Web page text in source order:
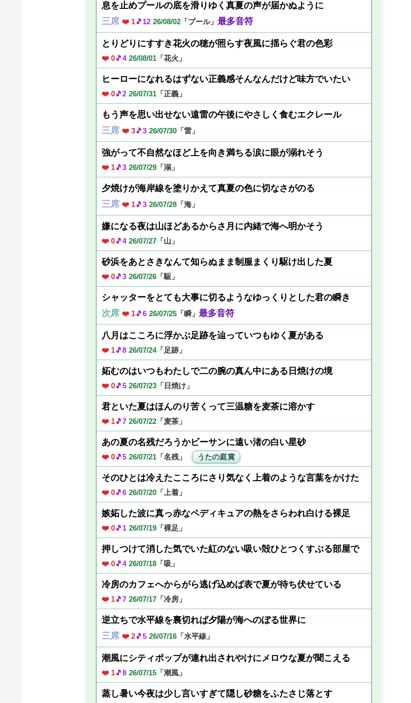
息を止めプールの底を滑りゆく真夏の声が届かぬように
三席 ❤️ 1🎵12 26/08/02 「プール」 最多音符
とりどりにすすき花火の穂が照らす夜風に揺らぐ君の色彩
❤️ 0🎵4 26/08/01 「花火」
ヒーローになれるはずない正義感そんなんだけど味方でいたい
❤️ 0🎵2 26/07/31 「正義」
もう声を思い出せない遠雷の午後にやさしく食むエクレール
三席 ❤️ 3🎵3 26/07/30 「雷」
強がって不自然なほど上を向き満ちる涙に眼が溺れそう
❤️ 1🎵3 26/07/29 「溺」
夕焼けが海岸線を塗りかえて真夏の色に切なさがのる
三席 ❤️ 1🎵3 26/07/28 「海」
嫌になる夜は山ほどあるからさ月に内緒で海へ明かそう
❤️ 0🎵4 26/07/27 「山」
砂浜をあとさきなんて知らぬまま制服まくり駆け出した夏
❤️ 0🎵3 26/07/26 「駆」
シャッターをとても大事に切るようなゆっくりとした君の瞬き
次席 ❤️ 1🎵6 26/07/25 「瞬」 最多音符
八月はこころに浮かぶ足跡を辿っていつもゆく夏がある
❤️ 1🎵8 26/07/24「足跡」
妬むのはいつもわたしで二の腕の真ん中にある日焼けの境
❤️ 0🎵5 26/07/23 「日焼け」
君といた夏はほんのり苦くって三温糖を麦茶に溶かす
❤️ 1🎵7 26/07/22 「麦茶」
あの夏の名残だろうかビーサンに遠い渚の白い星砂
❤️ 0🎵5 26/07/21 「名残」 うたの庭賞
そのひとは冷えたこころにさり気なく上着のような言葉をかけた
❤️ 0🎵6 26/07/20 「上着」
嫉妬した波に真っ赤なペディキュアの熱をさらわれ白ける裸足
❤️ 0🎵1 26/07/19 「裸足」
押しつけて消した気でいた紅のない吸い殻ひとつくすぶる部屋で
❤️ 0🎵4 26/07/18 「吸」
冷房のカフェへからがら逃げ込めば表で夏が待ち伏せている
❤️ 1🎵7 26/07/17 「冷房」
逆立ちで水平線を裏切れば夕陽が海へのぼる世界に
三席 ❤️ 2🎵5 26/07/16 「水平線」
潮風にシティポップが連れ出されやけにメロウな夏が聞こえる
❤️ 1🎵8 26/07/15 「潮風」
蒸し暑い今夜は少し言いすぎて隠し砂糖をふたさじ落とす